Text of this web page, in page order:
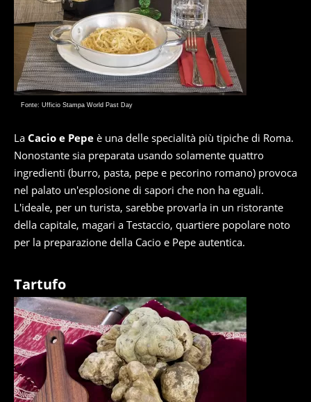
Fonte: Ufficio Stampa World Past Day
La Cacio e Pepe è una delle specialità più tipiche di Roma.
Nonostante sia preparata usando solamente quattro
ingredienti (burro, pasta, pepe e pecorino romano) provoca
nel palato un'esplosione di sapori che non ha eguali.
L'ideale, per un turista, sarebbe provarla in un ristorante
della capitale, magari a Testaccio, quartiere popolare noto
per la preparazione della Cacio e Pepe autentica.
Tartufo